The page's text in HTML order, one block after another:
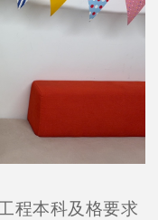
程本科及格要求